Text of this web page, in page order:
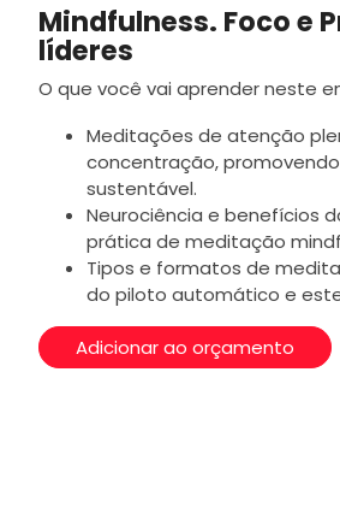
Mindfulness. Foco e
líderes
O que você vai aprender neste
Meditações de atenção
concentração,
sustentável.
Neurociência e benefícios
prática de meditação
Tipos e formatos de
do piloto automático e
Adicionar ao orçamento